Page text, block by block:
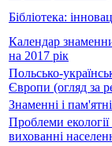
Бібліотека:
Календар
на 2017 рік
Польсько-
Європи (огляд за
Знаменні і
Проблеми екології
вихованні